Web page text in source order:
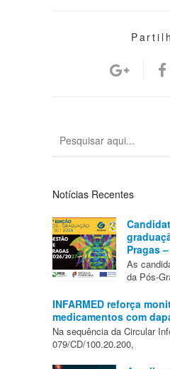
Notícias Recentes
Pragas
As
da Pós-
INFARMED reforça
medicamentos com
Na sequência da Circular
079/CD/100.20.200,